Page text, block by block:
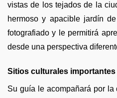
vistas de los tejados de la
hermoso y apacible jardín
fotografiado y le permitirá
desde una perspectiva
Sitios culturales importantes
Su guía le acompañará por